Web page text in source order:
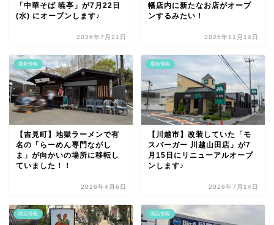
「中華そば 暁亭」が7月22日
(水) にオープンします♪
2026年7月21日
幡店内に新たなお店がオープ
ンするみたい！
2025年11月14日
最新情報
【吉見町】地獄ラーメンで有
名の「らーめん専門ながし
ま」が向かいの場所に移転し
ていました！！
2026年4月6日
最新情報
【川越市】改装していた「モ
スバーガー 川越山田店」が7
月15日にリニューアルオープ
ンします♪
2026年7月14日
開店情報 開店情報